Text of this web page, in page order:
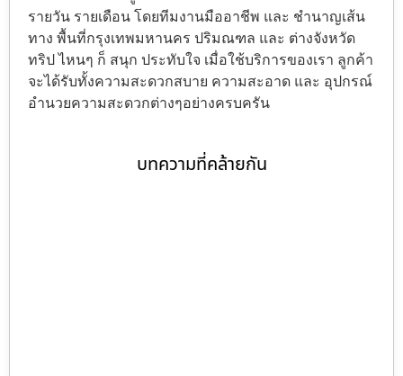
รายวัน รายเดือน โดยทีมงานมืออาชีพ และ ชำนาญเส้น
ทาง พื้นที่กรุงเทพมหานคร ปริมณฑล และ ต่างจังหวัด
ทริป ไหนๆ ก็ สนุก ประทับใจ เมื่อใช้บริการของเรา ลูกค้า
จะได้รับทั้งความสะดวกสบาย ความสะอาด และ อุปกรณ์
อำนวยความสะดวกต่างๆอย่างครบครัน
บทความที่คล้ายกัน